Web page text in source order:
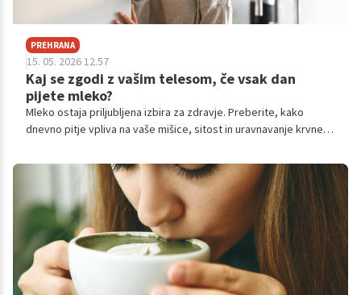
PREHRANA
15. 05. 2026 12.57
Kaj se zgodi z vašim telesom, če vsak dan
pijete mleko?
Mleko ostaja priljubljena izbira za zdravje. Preberite, kako
dnevno pitje vpliva na vaše mišice, sitost in uravnavanje krvnega